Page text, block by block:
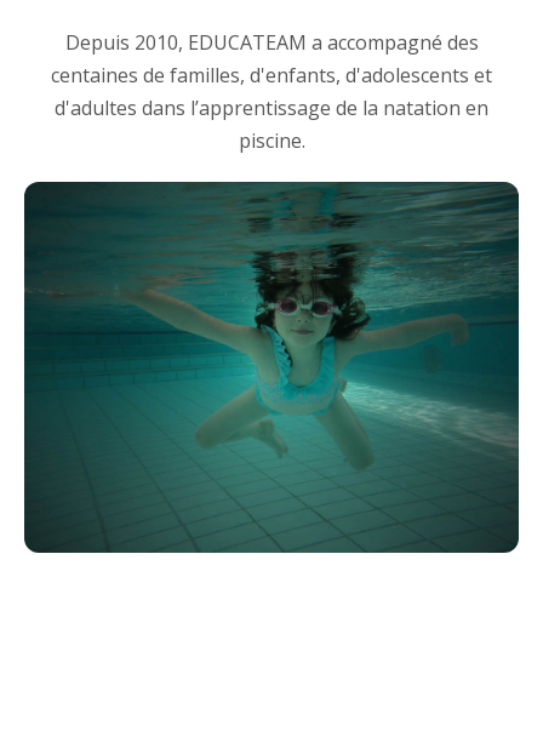
Depuis 2010, EDUCATEAM a accompagné des
centaines de familles, d'enfants, d'adolescents et
d'adultes dans l’apprentissage de la natation en
piscine.